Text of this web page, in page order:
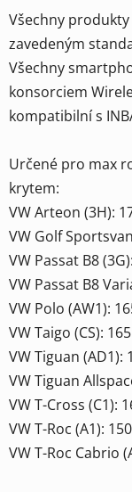
Všechny
zavedeným
Všechny
konsorciem
kompatibilní s
Určené pro max
krytem:
VW Arteon (3H):
VW Golf
VW Passat B8
VW Passat B8
VW Polo (AW1):
VW Taigo (CS):
VW Tiguan (AD1):
VW Tiguan
VW T-Cross (C1):
VW T-Roc (A1):
VW T-Roc Cabrio